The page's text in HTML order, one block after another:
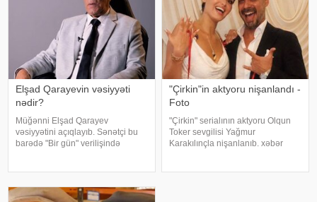
Elşad Qarayevin vəsiyyəti
nədir?
Müğənni Elşad Qarayev
vəsiyyətini açıqlayıb. Sənətçi bu
barədə "Bir gün" verilişində
köçəcəyik. Amma köçməyin d
"Çirkin"in aktyoru nişanlandı -
Foto
"Çirkin" serialının aktyoru Olqun
Toker sevgilisi Yağmur
Karakılınçla nişanlanıb. xəbər